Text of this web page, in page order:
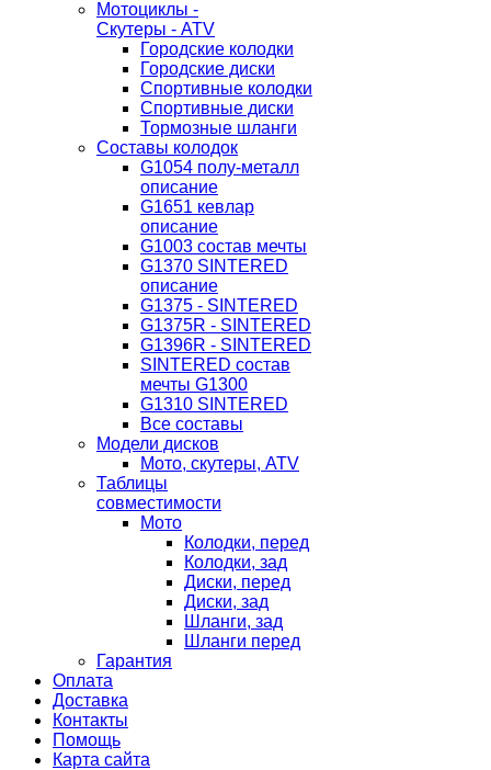
Мотоциклы -
Скутеры - ATV
Городские колодки
Городские диски
Спортивные колодки
Спортивные диски
Тормозные шланги
Составы колодок
G1054 полу-металл
описание
G1651 кевлар
описание
G1003 состав мечты
G1370 SINTERED
описание
G1375 - SINTERED
G1375R - SINTERED
G1396R - SINTERED
SINTERED состав
мечты G1300
G1310 SINTERED
Все составы
Модели дисков
Мото, скутеры, ATV
Таблицы
совместимости
Мото
Колодки, перед
Колодки, зад
Диски, перед
Диски, зад
Шланги, зад
Шланги перед
Гарантия
Оплата
Доставка
Контакты
Помощь
Карта сайта